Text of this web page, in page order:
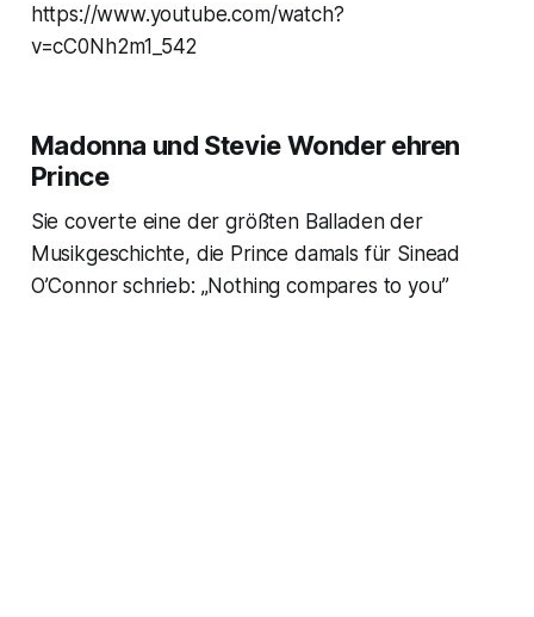
https://www.youtube.com/watch?
v=cC0Nh2m1_542
Madonna und Stevie Wonder ehren
Prince
Sie coverte eine der größten Balladen der
Musikgeschichte, die Prince damals für Sinead
O’Connor schrieb: „Nothing compares to you”